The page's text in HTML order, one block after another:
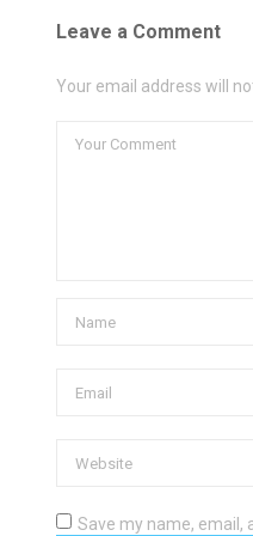
Leave a Comment
Your email address will
Save my name, email,